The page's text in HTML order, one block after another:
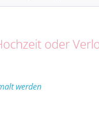
oder
werden